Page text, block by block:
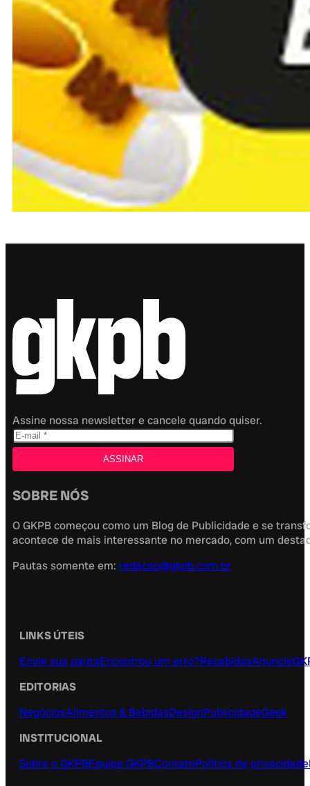
Assine nossa newsletter e cancele quando quiser.
SOBRE NÓS
O GKPB começou como um Blog de Publicidade e se
acontece de mais interessante no mercado, com um
Pautas somente em: redacao@gkpb.com.br
LINKS ÚTEIS
Envie sua pautaEncontrou um erro?RecebidosAnuncie
EDITORIAS
NegóciosAlimentos & BebidasDesignPublicidadeGeek
INSTITUCIONAL
Sobre o GKPBEquipe GKPBContatoPolítica de privacidade